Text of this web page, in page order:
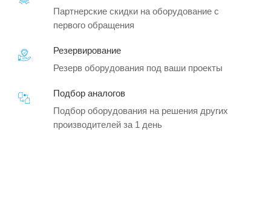
Партнерские скидки на оборудование с
первого обращения
Резервирование
Резерв оборудования под ваши проекты
Подбор аналогов
Подбор оборудования на решения других
производителей за 1 день